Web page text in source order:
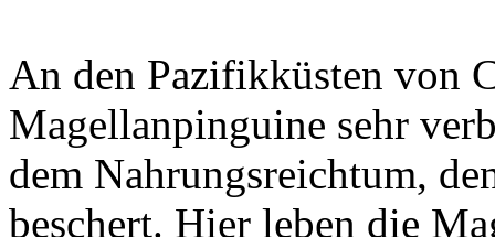
An den Pazifikküsten von
Magellanpinguine sehr
dem Nahrungsreichtum,
beschert. Hier leben die